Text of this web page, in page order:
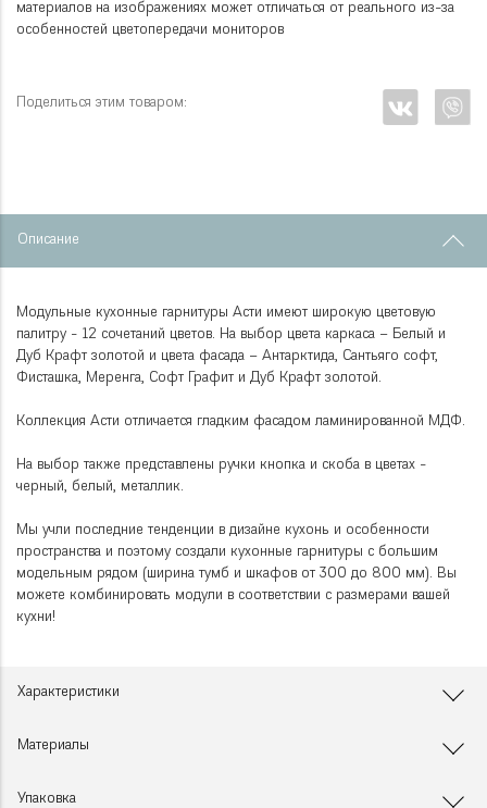
материалов на изображениях может отличаться от реального из-за
особенностей цветопередачи мониторов
Поделиться этим товаром:
Описание
Модульные кухонные гарнитуры Асти имеют широкую цветовую
палитру - 12 сочетаний цветов. На выбор цвета каркаса – Белый и
Дуб Крафт золотой и цвета фасада – Антарктида, Сантьяго софт,
Фисташка, Меренга, Софт Графит и Дуб Крафт золотой.
Коллекция Асти отличается гладким фасадом ламинированной МДФ.
На выбор также представлены ручки кнопка и скоба в цветах -
черный, белый, металлик.
Мы учли последние тенденции в дизайне кухонь и особенности
пространства и поэтому создали кухонные гарнитуры с большим
модельным рядом (ширина тумб и шкафов от 300 до 800 мм). Вы
можете комбинировать модули в соответствии с размерами вашей
кухни!
Характеристики
Материалы
Упаковка